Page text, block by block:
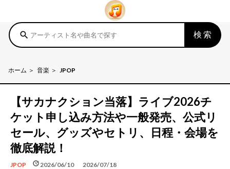
search 検索
ホーム 音楽 JPOP
【サカナクション当落】ライブ2026チ
ケット申し込み方法や一般発売、公式リ
セール、グッズやセトリ、日程・会場を
徹底解説！
JPOP schedule 2026/06/10
update 2026/07/18